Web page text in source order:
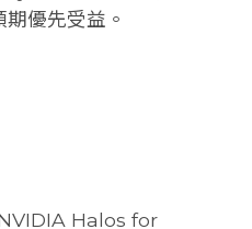
優先受益。
Halos for